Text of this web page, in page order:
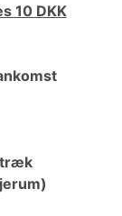
10 DKK